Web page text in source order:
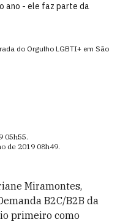
ano - ele faz parte da
do Orgulho LGBTI+ em São
05h55.
de 2019 08h49.
Miramontes,
B2C/B2B da
primeiro como